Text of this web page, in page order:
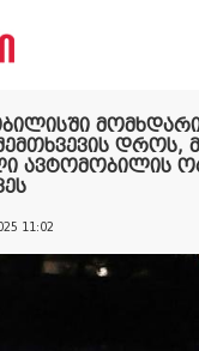
დროს,
ავტომობილის
11:02